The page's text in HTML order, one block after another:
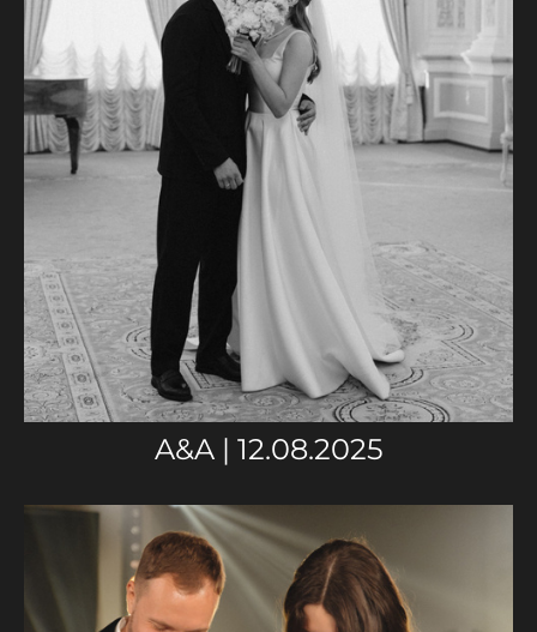
A&A | 12.08.2025